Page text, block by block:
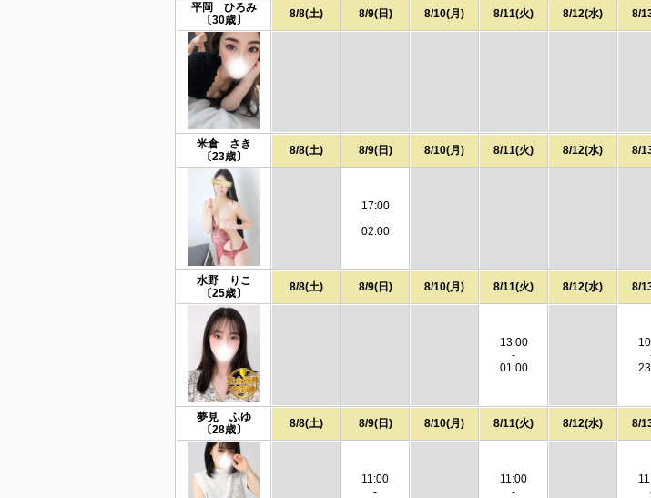
平岡 ひろみ
〔30歳〕
8/8(土) 8/9(日) 8/10(月) 8/11(火) 8/12(水) 8/
米倉 さき
〔23歳〕
8/8(土) 8/9(日) 8/10(月) 8/11(火) 8/12(水) 8/
17:00
-
02:00
水野 りこ
〔25歳〕
8/8(土) 8/9(日) 8/10(月) 8/11(火) 8/12(水) 8/
13:00
-
01:00
夢見 ふゆ
〔28歳〕
8/8(土) 8/9(日) 8/10(月) 8/11(火) 8/12(水) 8/
11:00
-
11:00
-